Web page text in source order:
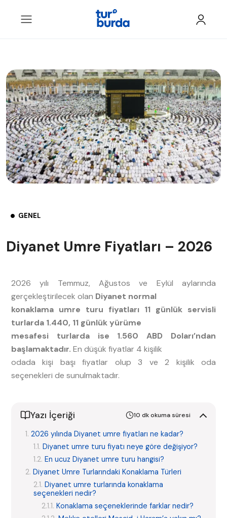
GENEL
Diyanet Umre Fiyatları – 2026
2026 yılı Temmuz, Ağustos ve Eylül aylarında
gerçekleştirilecek olan Diyanet normal
konaklama umre turu fiyatları 11 günlük servisli
turlarda 1.440, 11 günlük yürüme
mesafesi turlarda ise 1.560 ABD Doları’ndan
başlamaktadır. En düşük fiyatlar 4 kişilik
odada kişi başı fiyatlar olup 3 ve 2 kişilik oda
seçenekleri de sunulmaktadır.
Yazı İçeriği 10 dk okuma süresi
2026 yılında Diyanet umre fiyatları ne kadar?
Diyanet umre turu fiyatı neye göre değişiyor?
En ucuz Diyanet umre turu hangisi?
Diyanet Umre Turlarındaki Konaklama Türleri
Diyanet umre turlarında konaklama
seçenekleri nedir?
Konaklama seçeneklerinde farklar nedir?